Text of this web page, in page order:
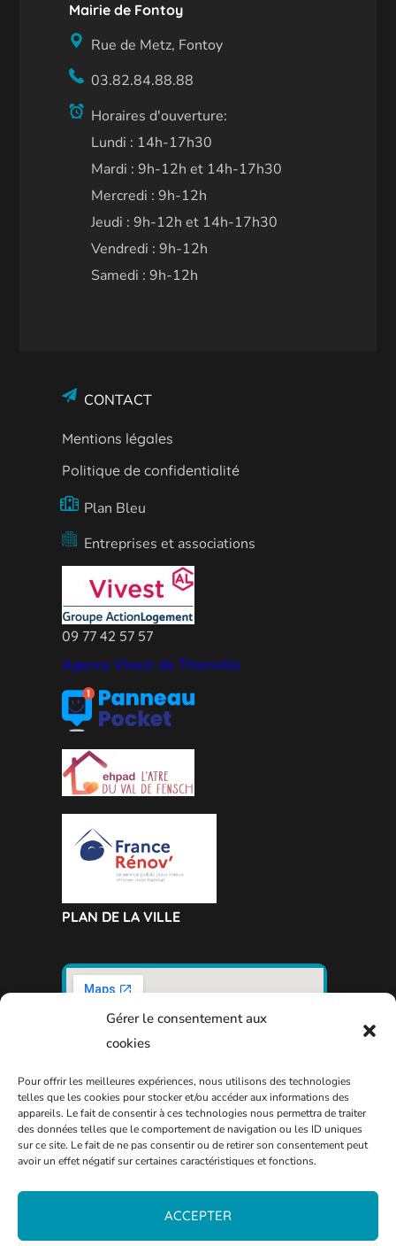
Gérer le consentement aux
cookies
Pour offrir les meilleures expériences, nous utilisons des technologies
telles que les cookies pour stocker et/ou accéder aux informations des
appareils. Le fait de consentir à ces technologies nous permettra de traiter
des données telles que le comportement de navigation ou les ID uniques
sur ce site. Le fait de ne pas consentir ou de retirer son consentement peut
avoir un effet négatif sur certaines caractéristiques et fonctions.
ACCEPTER
Mairie de Fontoy
Rue de Metz, Fontoy
03.82.84.88.88
Horaires d'ouverture:
Lundi : 14h-17h30
Mardi : 9h-12h et 14h-17h30
Mercredi : 9h-12h
Jeudi : 9h-12h et 14h-17h30
Vendredi : 9h-12h
Samedi : 9h-12h
CONTACT
Mentions légales
Politique de confidentialité
Plan Bleu
Entreprises et associations
09 77 42 57 57
Agence Vivest de Thionville
PLAN DE LA VILLE